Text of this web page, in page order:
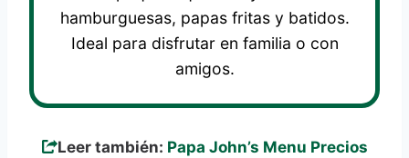
hamburguesas, papas fritas y batidos.
Ideal para disfrutar en familia o con
amigos.
Leer también: Papa John’s Menu Precios